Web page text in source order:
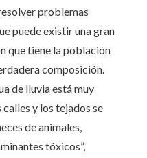
problemas
puede existir una gran
que tiene la población
composición.
de lluvia está muy
y los tejados se
de animales,
tóxicos”,